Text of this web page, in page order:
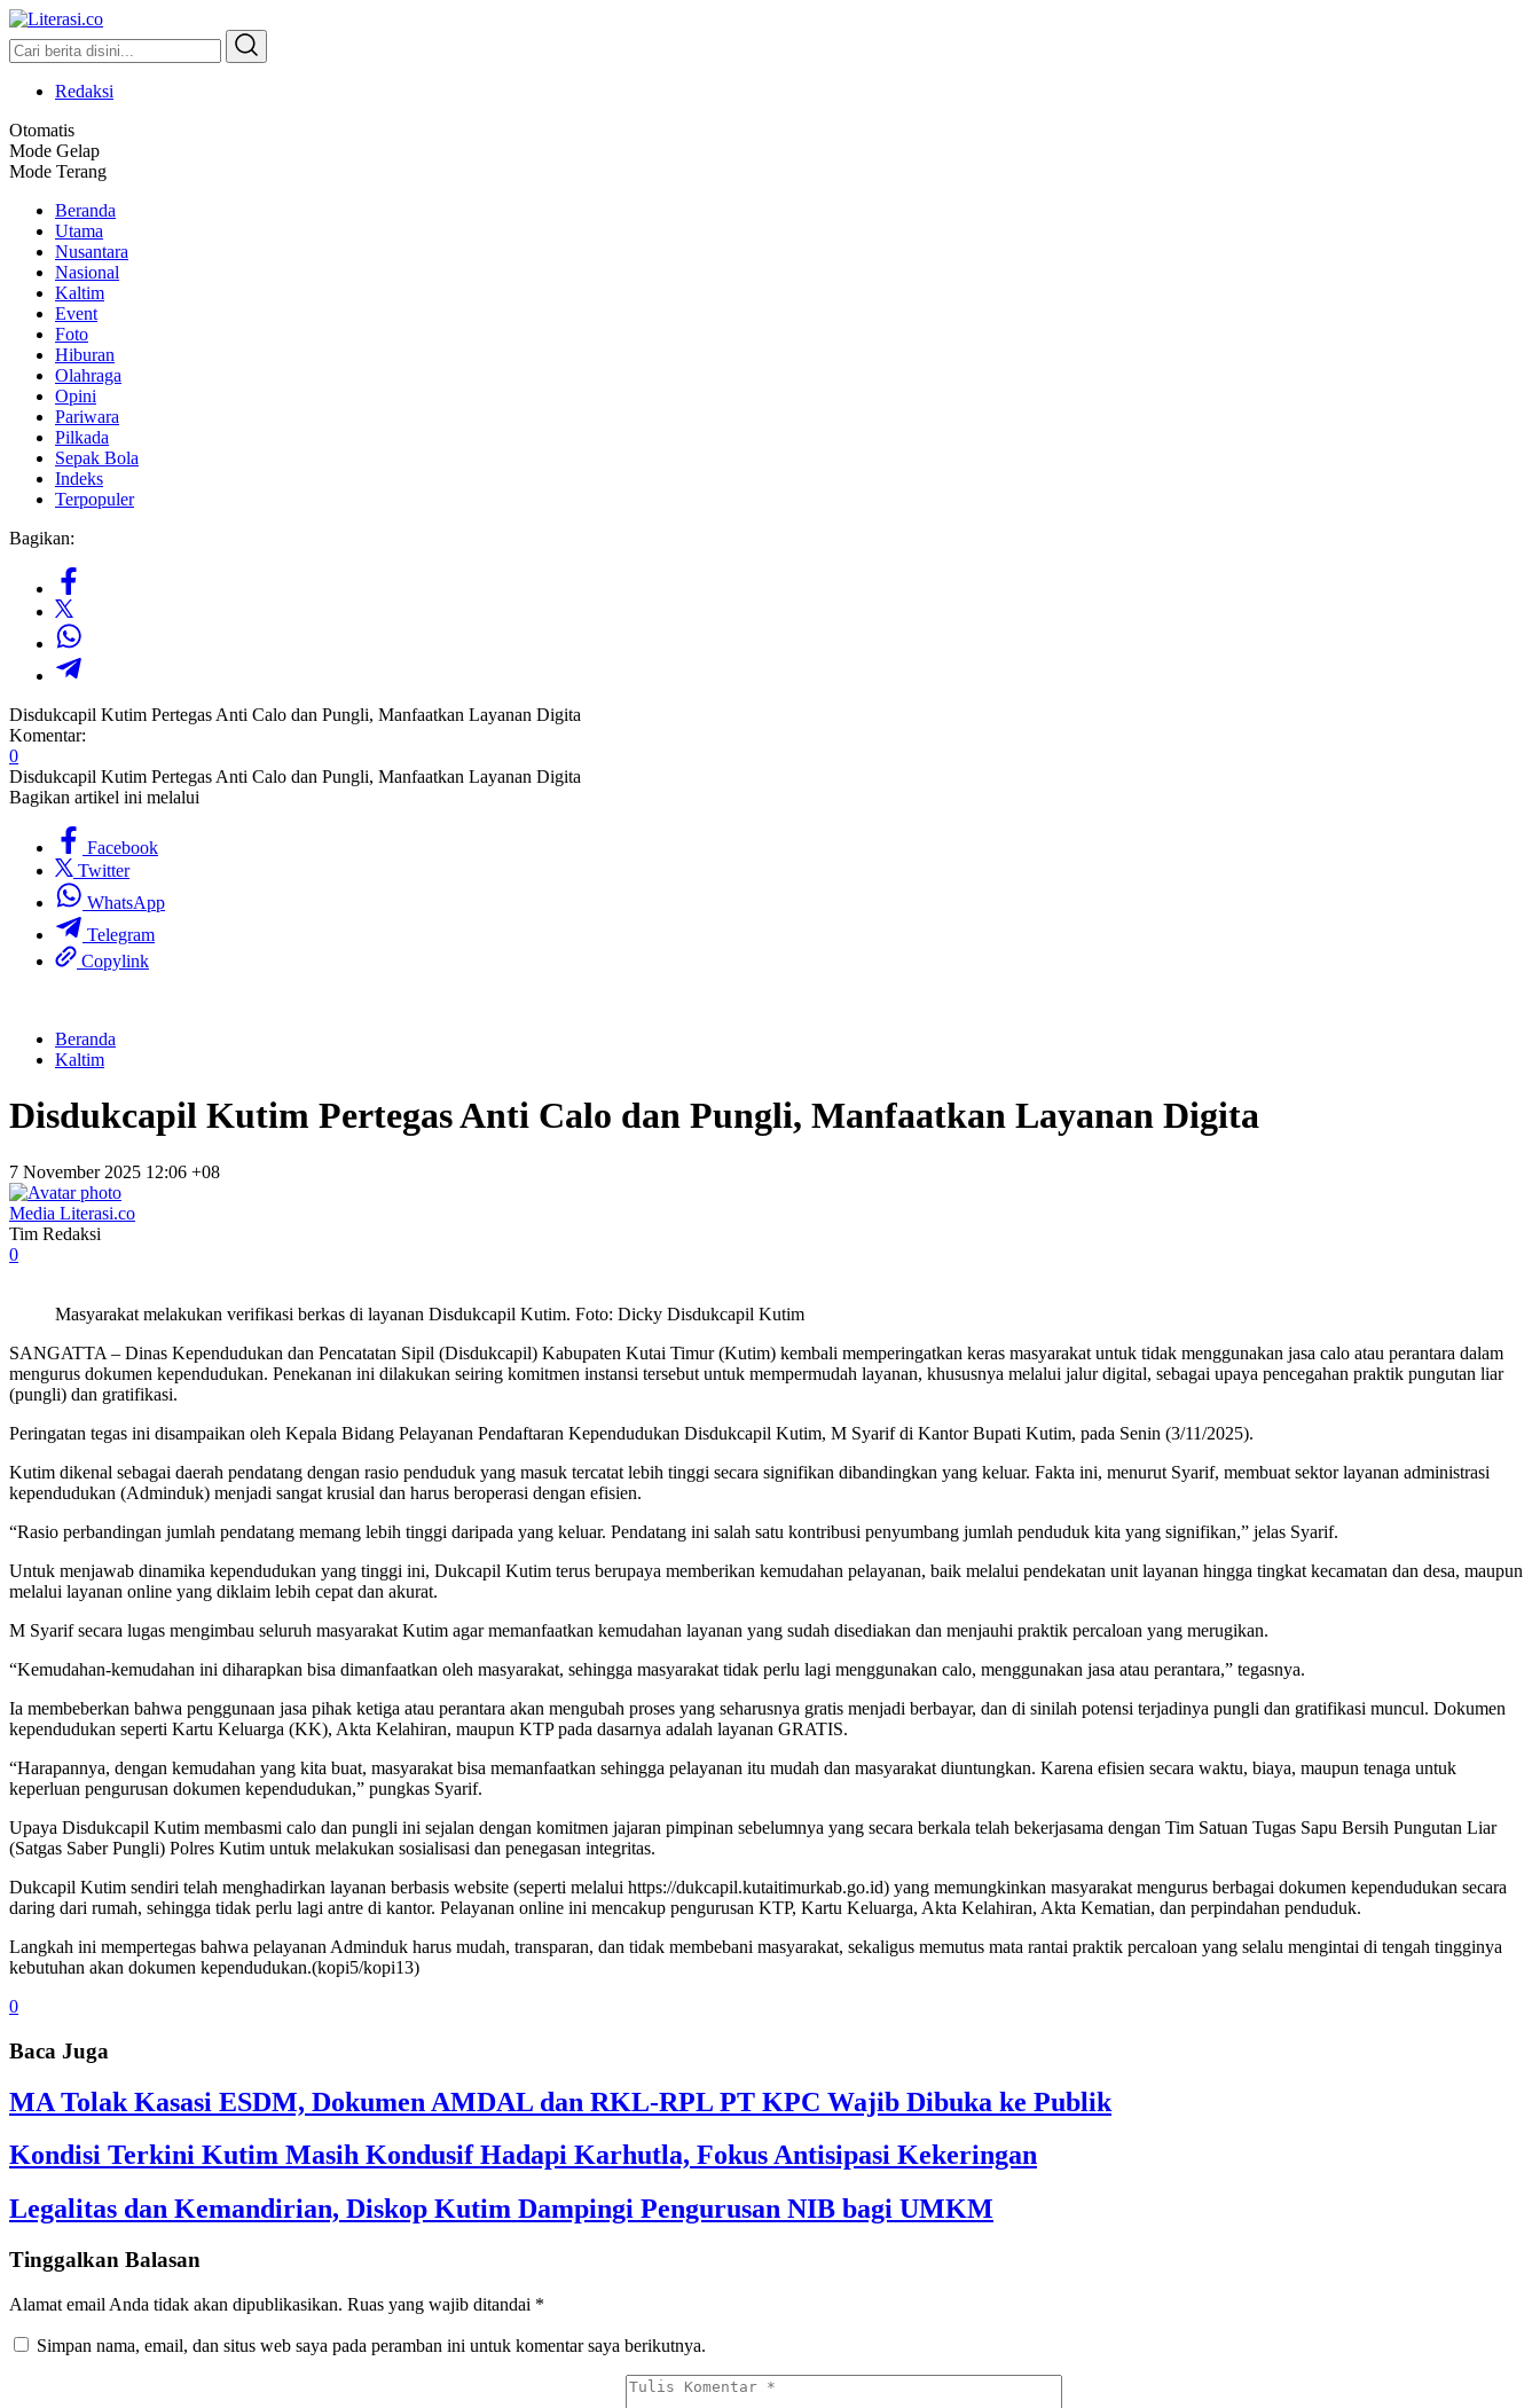
Literasi.co
Pilar Informasi
Redaksi
Otomatis
Mode Gelap
Mode Terang
Beranda
Utama
Nusantara
Nasional
Kaltim
Event
Foto
Hiburan
Olahraga
Opini
Pariwara
Pilkada
Sepak Bola
Indeks
Terpopuler
Bagikan:
Disdukcapil Kutim Pertegas Anti Calo dan Pungli, Manfaatkan Layanan Digita
Komentar:
0
Disdukcapil Kutim Pertegas Anti Calo dan Pungli, Manfaatkan Layanan Digita
Bagikan artikel ini melalui
Facebook
Twitter
WhatsApp
Telegram
Copylink
Beranda
Kaltim
Disdukcapil Kutim Pertegas Anti Calo dan Pungli, Manfaatkan Layanan Digita
7 November 2025 12:06 +08
Media Literasi.co
Tim Redaksi
0
Masyarakat melakukan verifikasi berkas di layanan Disdukcapil Kutim. Foto: Dicky Disdukcapil Kutim
SANGATTA – Dinas Kependudukan dan Pencatatan Sipil (Disdukcapil) Kabupaten Kutai Timur (Kutim) kembali memperingatkan keras masyarakat untuk tidak menggunakan jasa calo atau perantara dalam
mengurus dokumen kependudukan. Penekanan ini dilakukan seiring komitmen instansi tersebut untuk mempermudah layanan, khususnya melalui jalur digital, sebagai upaya pencegahan praktik pungutan liar
(pungli) dan gratifikasi.
Peringatan tegas ini disampaikan oleh Kepala Bidang Pelayanan Pendaftaran Kependudukan Disdukcapil Kutim, M Syarif di Kantor Bupati Kutim, pada Senin (3/11/2025).
Kutim dikenal sebagai daerah pendatang dengan rasio penduduk yang masuk tercatat lebih tinggi secara signifikan dibandingkan yang keluar. Fakta ini, menurut Syarif, membuat sektor layanan administrasi
kependudukan (Adminduk) menjadi sangat krusial dan harus beroperasi dengan efisien.
“Rasio perbandingan jumlah pendatang memang lebih tinggi daripada yang keluar. Pendatang ini salah satu kontribusi penyumbang jumlah penduduk kita yang signifikan,” jelas Syarif.
Untuk menjawab dinamika kependudukan yang tinggi ini, Dukcapil Kutim terus berupaya memberikan kemudahan pelayanan, baik melalui pendekatan unit layanan hingga tingkat kecamatan dan desa, maupun
melalui layanan online yang diklaim lebih cepat dan akurat.
M Syarif secara lugas mengimbau seluruh masyarakat Kutim agar memanfaatkan kemudahan layanan yang sudah disediakan dan menjauhi praktik percaloan yang merugikan.
“Kemudahan-kemudahan ini diharapkan bisa dimanfaatkan oleh masyarakat, sehingga masyarakat tidak perlu lagi menggunakan calo, menggunakan jasa atau perantara,” tegasnya.
Ia membeberkan bahwa penggunaan jasa pihak ketiga atau perantara akan mengubah proses yang seharusnya gratis menjadi berbayar, dan di sinilah potensi terjadinya pungli dan gratifikasi muncul. Dokumen
kependudukan seperti Kartu Keluarga (KK), Akta Kelahiran, maupun KTP pada dasarnya adalah layanan GRATIS.
“Harapannya, dengan kemudahan yang kita buat, masyarakat bisa memanfaatkan sehingga pelayanan itu mudah dan masyarakat diuntungkan. Karena efisien secara waktu, biaya, maupun tenaga untuk
keperluan pengurusan dokumen kependudukan,” pungkas Syarif.
Upaya Disdukcapil Kutim membasmi calo dan pungli ini sejalan dengan komitmen jajaran pimpinan sebelumnya yang secara berkala telah bekerjasama dengan Tim Satuan Tugas Sapu Bersih Pungutan Liar
(Satgas Saber Pungli) Polres Kutim untuk melakukan sosialisasi dan penegasan integritas.
Dukcapil Kutim sendiri telah menghadirkan layanan berbasis website (seperti melalui https://dukcapil.kutaitimurkab.go.id) yang memungkinkan masyarakat mengurus berbagai dokumen kependudukan secara
daring dari rumah, sehingga tidak perlu lagi antre di kantor. Pelayanan online ini mencakup pengurusan KTP, Kartu Keluarga, Akta Kelahiran, Akta Kematian, dan perpindahan penduduk.
Langkah ini mempertegas bahwa pelayanan Adminduk harus mudah, transparan, dan tidak membebani masyarakat, sekaligus memutus mata rantai praktik percaloan yang selalu mengintai di tengah tingginya
kebutuhan akan dokumen kependudukan.(kopi5/kopi13)
0
Baca Juga
MA Tolak Kasasi ESDM, Dokumen AMDAL dan RKL-RPL PT KPC Wajib Dibuka ke Publik
Kondisi Terkini Kutim Masih Kondusif Hadapi Karhutla, Fokus Antisipasi Kekeringan
Legalitas dan Kemandirian, Diskop Kutim Dampingi Pengurusan NIB bagi UMKM
Tinggalkan Balasan
Alamat email Anda tidak akan dipublikasikan. Ruas yang wajib ditandai *
Simpan nama, email, dan situs web saya pada peramban ini untuk komentar saya berikutnya.